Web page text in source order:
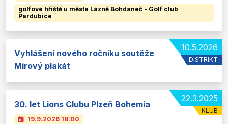
golfové hřiště u města Lázně Bohdaneč - Golf club
Pardubice
10.5.2026
DISTRIKT
Vyhlášení nového ročníku soutěže
Mírový plakát
22.3.2025
KLUB
30. let Lions Clubu Plzeň Bohemia
19.9.2026 18:00